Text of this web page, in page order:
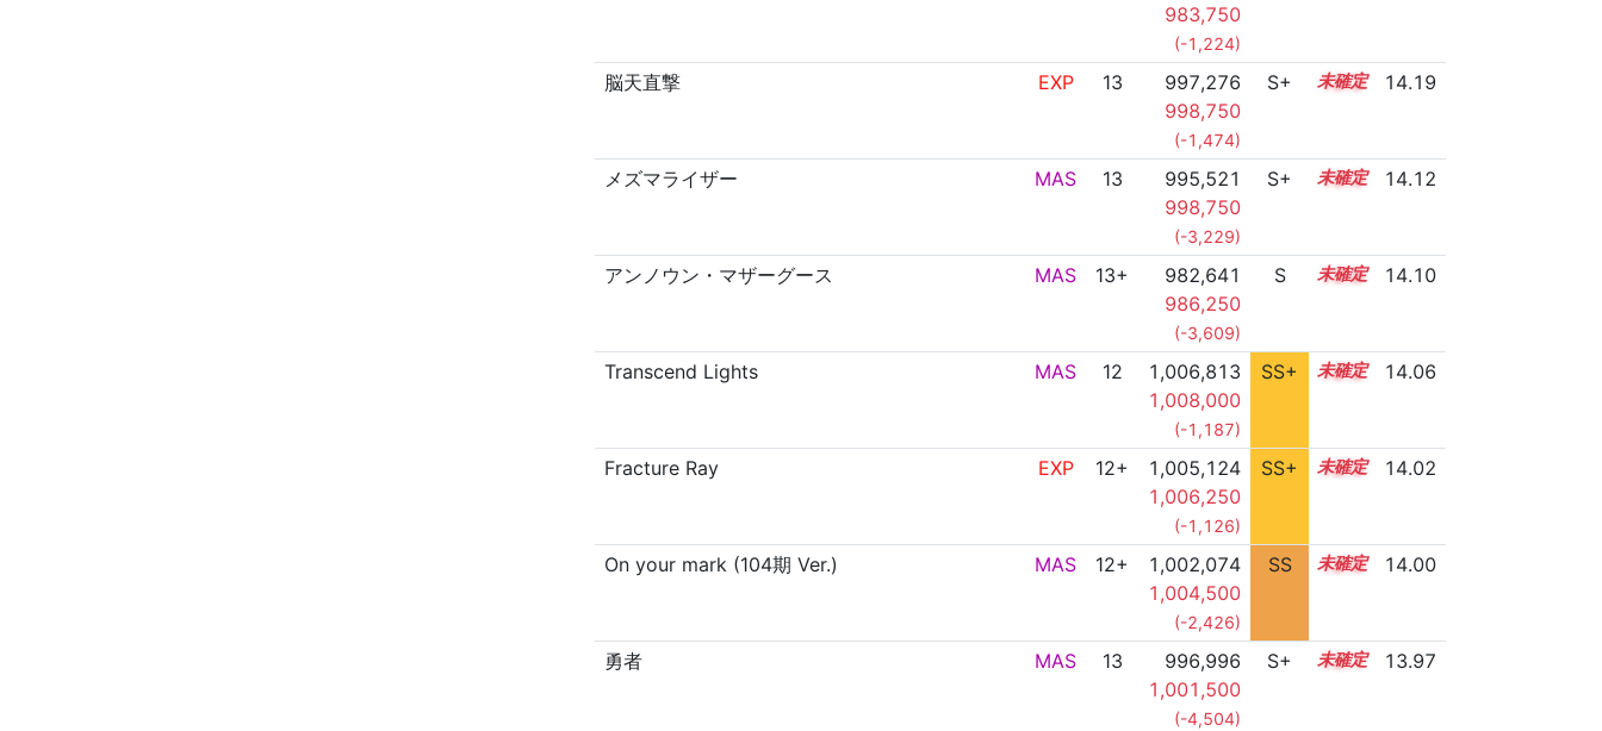
983,750
(-1,224)
脳天直撃 EXP 13
997,276
998,750
(-1,474)
S+ 13.3 14.19
メズマライザー MAS 13
995,521
998,750
(-3,229)
S+ 13.3 14.12
アンノウン・マザーグース MAS 13+
982,641
986,250
(-3,609)
S 13.8 14.10
Transcend Lights MAS 12
1,006,813
1,008,000
(-1,187)
SS+ 12.2 14.06
Fracture Ray EXP 12+
1,005,124
1,006,250
(-1,126)
SS+ 12.5 14.02
On your mark (104期 Ver.) MAS 12+
1,002,074
1,004,500
(-2,426)
SS 12.8 14.00
勇者 MAS 13
996,996
1,001,500
(-4,504)
S+ 13.1 13.97